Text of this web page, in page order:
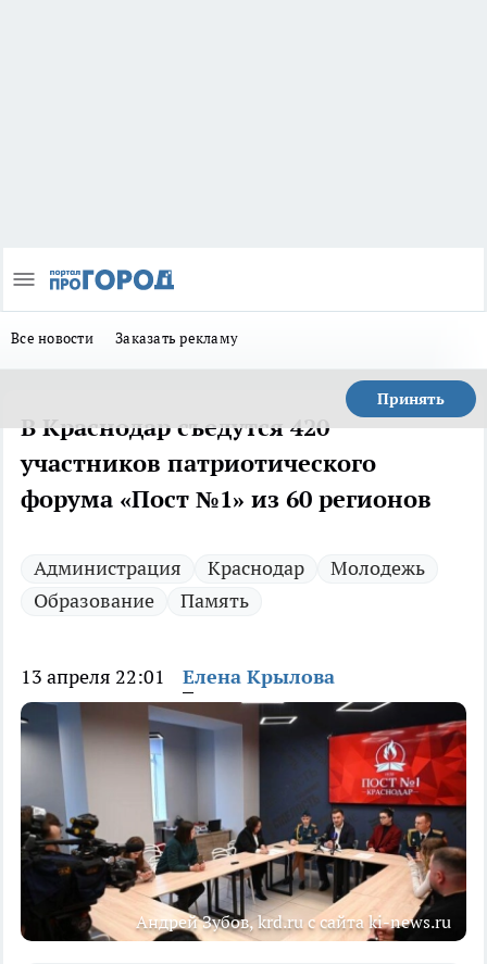
Все новости Заказать рекламу
Принять
В Краснодар съедутся 420
участников патриотического
форума «Пост №1» из 60 регионов
Администрация Краснодар
Молодежь
Образование
Память
13 апреля 22:01 Елена Крылова
Андрей Зубов, krd.ru с сайта ki-news.ru